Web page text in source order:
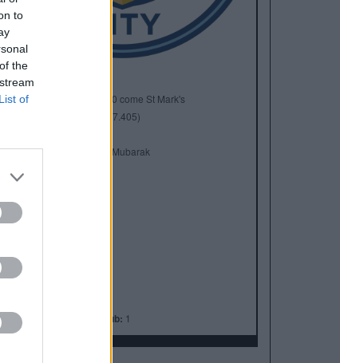
to
the
of
Anno di Fondazione: 1880 come St Mark's
Etihad Stadium (47.405)
Presidente: Khaldoon Al Mubarak
Premier League:
FA Community Shield:
Coppa del Mondo per Club: 1